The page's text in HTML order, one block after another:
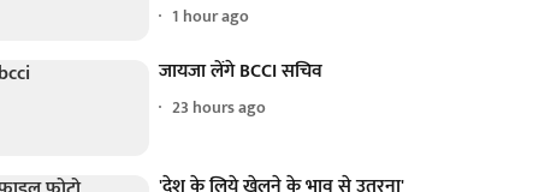
1 hour ago
जायजा लेंगे BCCI सचिव
23 hours ago